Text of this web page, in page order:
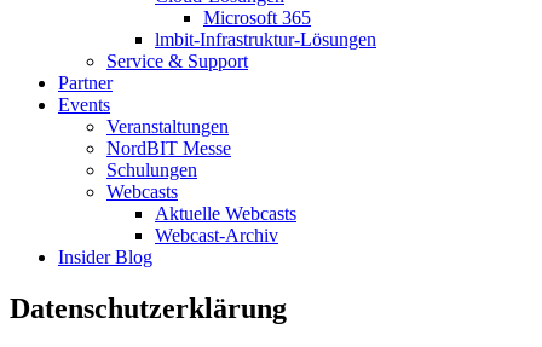
Microsoft 365
lmbit-Infrastruktur-Lösungen
Service & Support
Partner
Events
Veranstaltungen
NordBIT Messe
Schulungen
Webcasts
Aktuelle Webcasts
Webcast-Archiv
Insider Blog
Datenschutzerklärung